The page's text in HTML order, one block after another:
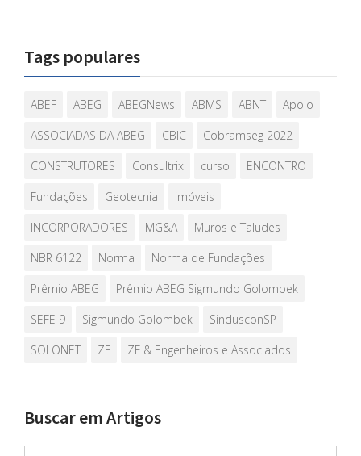
Tags populares
ABEF ABEG ABEGNews ABMS ABNT
Apoio
ASSOCIADAS DA ABEG
CBIC
Cobramseg 2022
CONSTRUTORES
Consultrix curso
ENCONTRO
Fundações
Geotecnia
imóveis
INCORPORADORES
MG&A
Muros e Taludes
NBR 6122
Norma
Norma de Fundações
Prêmio ABEG
Prêmio ABEG Sigmundo Golombek
SEFE 9
Sigmundo Golombek
SindusconSP
SOLONET
ZF ZF & Engenheiros e Associados
Buscar em Artigos